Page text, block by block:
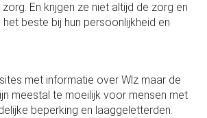
En krijgen ze niet altijd de zorg en
beste bij hun persoonlijkheid en
met informatie over Wlz maar de
meestal te moeilijk voor mensen met
beperking en laaggeletterden.